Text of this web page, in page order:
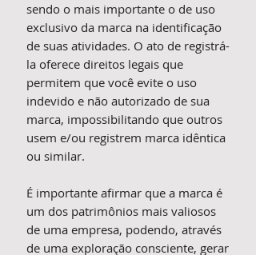
sendo o mais importante o de uso
exclusivo da marca na identificação
de suas atividades. O ato de registrá-
la oferece direitos legais que
permitem que você evite o uso
indevido e não autorizado de sua
marca, impossibilitando que outros
usem e/ou registrem marca idêntica
ou similar.
É importante afirmar que a marca é
um dos patrimônios mais valiosos
de uma empresa, podendo, através
de uma exploração consciente, gerar